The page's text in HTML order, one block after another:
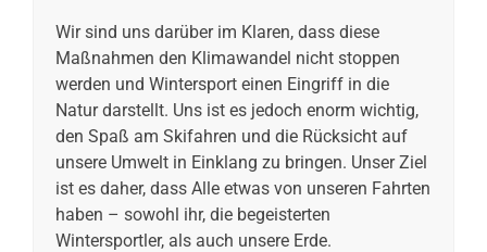
Wir sind uns darüber im Klaren, dass diese
Maßnahmen den Klimawandel nicht stoppen
werden und Wintersport einen Eingriff in die
Natur darstellt. Uns ist es jedoch enorm wichtig,
den Spaß am Skifahren und die Rücksicht auf
unsere Umwelt in Einklang zu bringen. Unser Ziel
ist es daher, dass Alle etwas von unseren Fahrten
haben – sowohl ihr, die begeisterten
Wintersportler, als auch unsere Erde.